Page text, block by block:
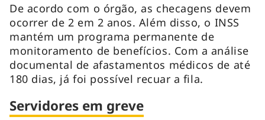
De acordo com o órgão, as checagens devem
ocorrer de 2 em 2 anos. Além disso, o INSS
mantém um programa permanente de
monitoramento de benefícios. Com a análise
documental de afastamentos médicos de até
180 dias, já foi possível recuar a fila.
Servidores em greve